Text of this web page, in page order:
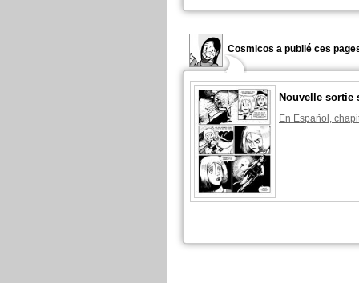
Cosmicos a publié ces
Nouvelle sortie
En Español,